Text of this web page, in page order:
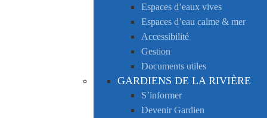
Espaces d’eaux vives
Espaces d’eau calme & mer
Accessibilité
Gestion
Documents utiles
GARDIENS DE LA RIVIÈRE
S’informer
Devenir Gardien